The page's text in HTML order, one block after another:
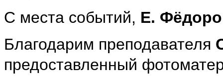
С места событий, Е.
Благодарим преподавателя
предоставленный